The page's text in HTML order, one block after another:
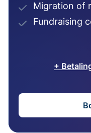
Migration of
Fundraising
+